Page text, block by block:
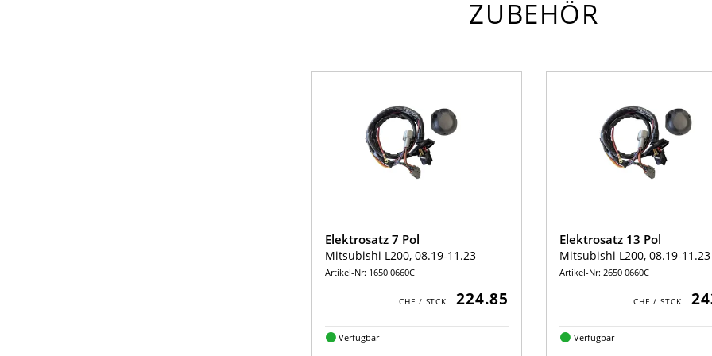
ZUBEHÖR
Elektrosatz 7 Pol
Mitsubishi L200, 08.19-11.23
Artikel-Nr: 1650 0660C
224.85
Verfügbar
Elektrosatz 13 Pol
Mitsubishi L200, 08.19-11.23
Artikel-Nr: 2650 0660C
Verfügbar